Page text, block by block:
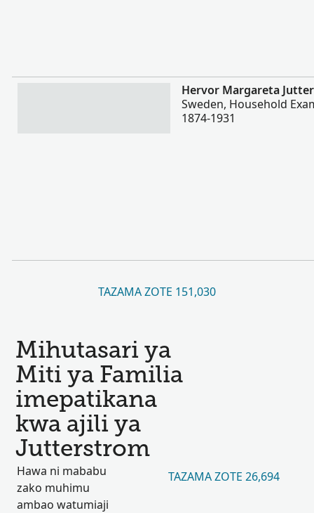
Hervor Margareta
Sweden, Household
1874-1931
TAZAMA ZOTE 151,030
Mihutasari ya
Miti ya Familia
imepatikana
kwa ajili ya
Jutterstrom
Hawa ni mababu
zako muhimu
ambao watumiaji
TAZAMA ZOTE 26,694